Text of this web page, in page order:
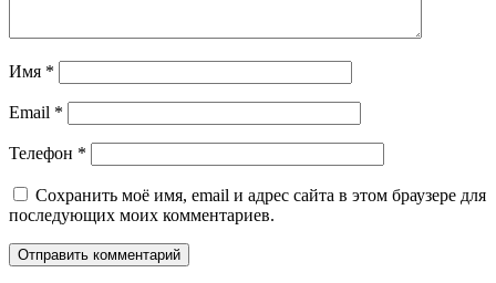
Имя *
Email *
Телефон *
Сохранить моё имя, email и адрес сайта в этом браузере для
последующих моих комментариев.